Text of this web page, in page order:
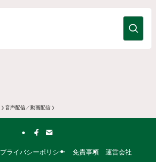
音声配信／動画配信
プライバシーポリシー 免責事項 運営会社